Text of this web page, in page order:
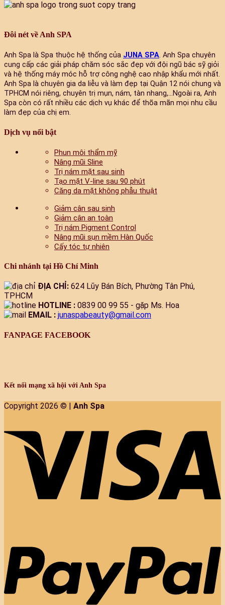
Đôi nét về Anh SPA
Anh Spa là Spa thuộc hệ thống của JUNA SPA. Anh Spa chuyên
cung cấp các giải pháp chăm sóc sắc đẹp với đội ngũ bác sỹ giỏi
và hệ thống máy móc hỗ trợ công nghệ cao nhập khẩu mới nhất.
Anh Spa là chuyên gia da liễu và làm đẹp tại Quận 12 nói chung và
TPHCM nói riêng, chuyên trị mụn, nám, tàn nhang,...Ngoài ra, Anh
Spa còn có rất nhiều các dịch vụ khác để thõa mãn mọi nhu cầu
làm đẹp của chị em.
Dịch vụ nổi bật
Phun môi thẩm mỹ
Nâng mũi Sline
Trị nám mặt sau sinh
Tạo mặt V-line sau 90 phút
Căng da mặt không phẫu thuật
Giảm cân sau sinh
Giảm cân an toàn
Trị nám Pigment Control
Nâng mũi sụn mềm Hàn Quốc
Cấy tóc tự nhiên
Chi nhánh tại Hồ Chí Minh
ĐỊA CHỈ: 624 Lũy Bán Bích, Phường Tân Phú,
TPHCM
HOTLINE : 0839 00 99 55 - gặp Ms. Hoa
EMAIL : junaspabeauty@gmail.com
FANPAGE FACEBOOK
Kết nối mạng xã hội với Anh Spa
Copyright 2026 © | Anh Spa